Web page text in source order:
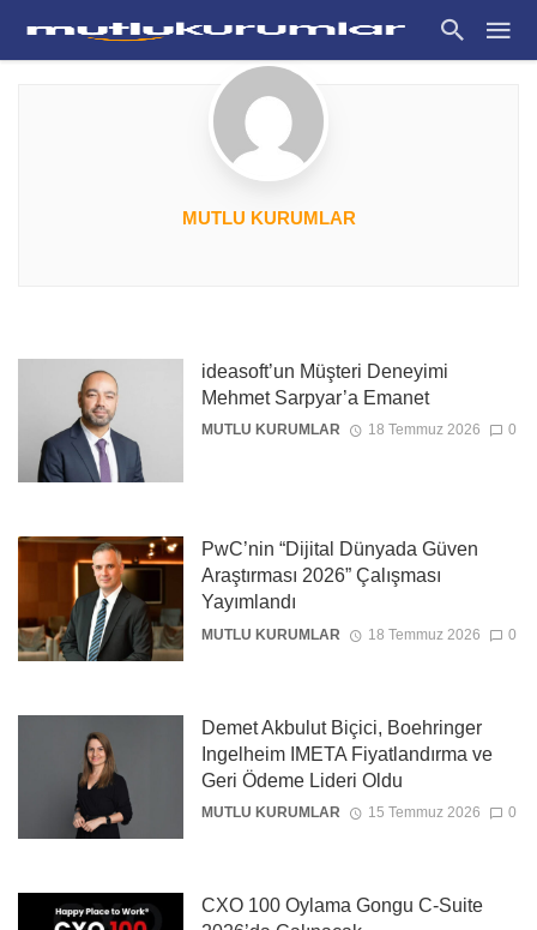
MUTLU KURUMLAR
ideasoft’un Müşteri Deneyimi
Mehmet Sarpyar’a Emanet
MUTLU KURUMLAR 18 Temmuz 2026 0
PwC’nin “Dijital Dünyada Güven
Araştırması 2026” Çalışması
Yayımlandı
MUTLU KURUMLAR 18 Temmuz 2026 0
Demet Akbulut Biçici, Boehringer
Ingelheim IMETA Fiyatlandırma ve
Geri Ödeme Lideri Oldu
MUTLU KURUMLAR 15 Temmuz 2026 0
CXO 100 Oylama Gongu C-Suite